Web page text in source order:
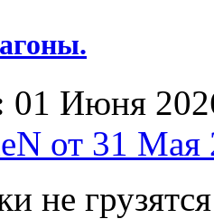
01 Июня
от 31
не грузятся